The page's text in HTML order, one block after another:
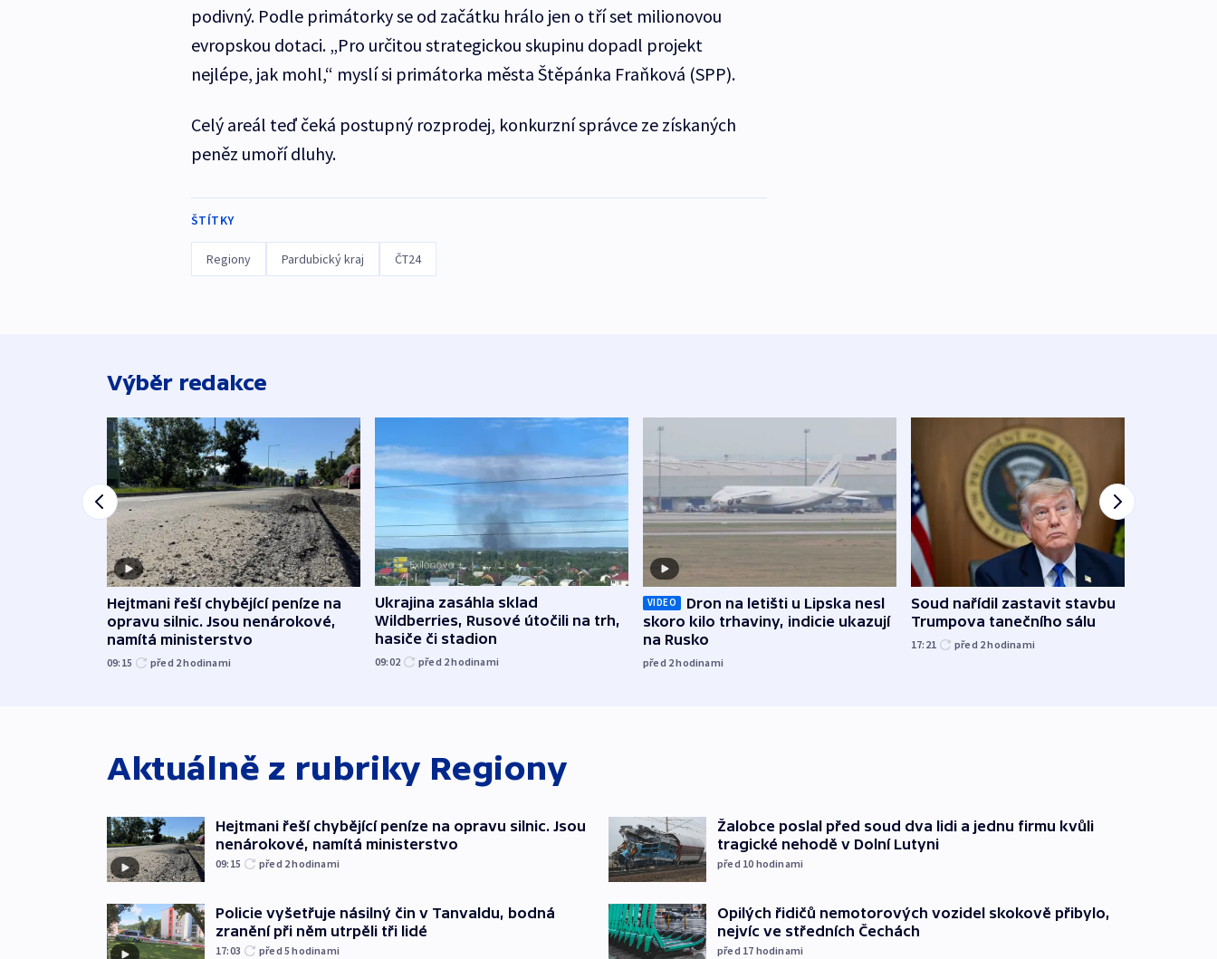
podivný. Podle primátorky se od začátku hrálo jen o tří set milionovou
evropskou dotaci. „Pro určitou strategickou skupinu dopadl projekt
nejlépe, jak mohl,“ myslí si primátorka města Štěpánka Fraňková (SPP).
Celý areál teď čeká postupný rozprodej, konkurzní správce ze získaných
peněz umoří dluhy.
ŠTÍTKY
Regiony Pardubický kraj ČT24
Výběr redakce
Hejtmani řeší chybějící peníze na
opravu silnic. Jsou nenárokové,
namítá ministerstvo
09:15 před 2hodinami
Ukrajina zasáhla sklad
Wildberries, Rusové útočili na trh,
hasiče či stadion
09:02 před 2hodinami
VIDEO
Dron na letišti u Lipska nesl
skoro kilo trhaviny, indicie ukazují
na Rusko
před 2hodinami
Soud nařídil zastavit stavbu
Trumpova tanečního sálu
17:21 před 2hodinami
Aktuálně z rubriky Regiony
Hejtmani řeší chybějící peníze na opravu silnic. Jsou
nenárokové, namítá ministerstvo
09:15 před 2hodinami
Policie vyšetřuje násilný čin v Tanvaldu, bodná
zranění při něm utrpěli tři lidé
17:03 před 5hodinami
Žalobce poslal před soud dva lidi a jednu firmu kvůli
tragické nehodě v Dolní Lutyni
před 10 hodinami
Opilých řidičů nemotorových vozidel skokově přibylo,
nejvíc ve středních Čechách
před 17 hodinami